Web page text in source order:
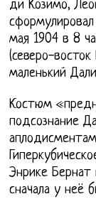
ди Козимо,
мая 1904 в 8
(северо-
маленький
Костюм
подсознание
Энрике
сначала у неё